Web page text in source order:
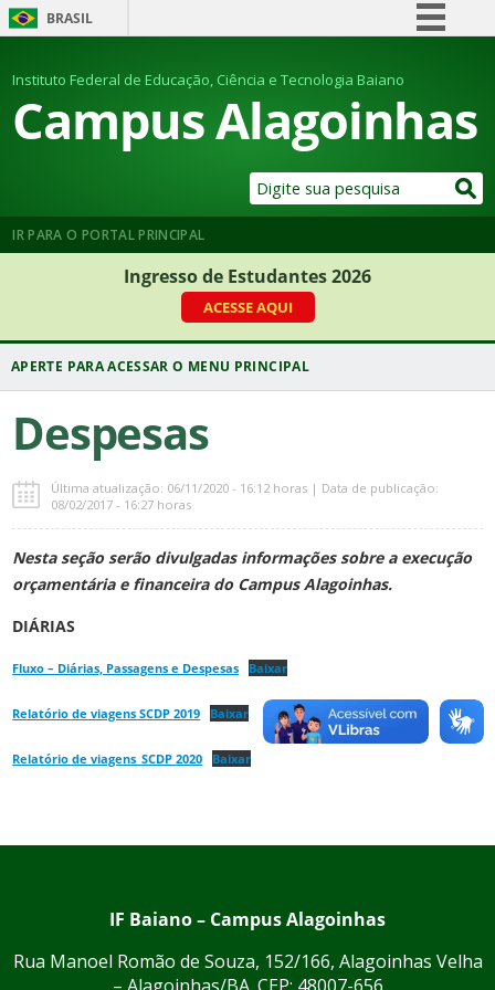
BRASIL
Comunica BR
Participe
Legislação
Instituto Federal de Educação, Ciência e Tecnologia Baiano
Campus Alagoinhas
IR PARA O PORTAL PRINCIPAL
Ingresso de Estudantes 2026
ACESSE AQUI
Despesas
Última atualização: 06/11/2020 - 16:12 horas | Data de publicação:
08/02/2017 - 16:27 horas
Nesta seção serão divulgadas informações sobre a execução
orçamentária e financeira do Campus Alagoinhas.
DIÁRIAS
Fluxo – Diárias, Passagens e Despesas Baixar
Relatório de viagens SCDP 2019 Baixar
Relatório de viagens_SCDP 2020 Baixar
IF Baiano – Campus Alagoinhas
Rua Manoel Romão de Souza, 152/166, Alagoinhas Velha